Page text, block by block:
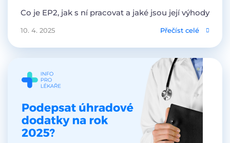
Co je EP2, jak s ní pracovat a jaké jsou její výhody
10. 4. 2025 Přečíst celé